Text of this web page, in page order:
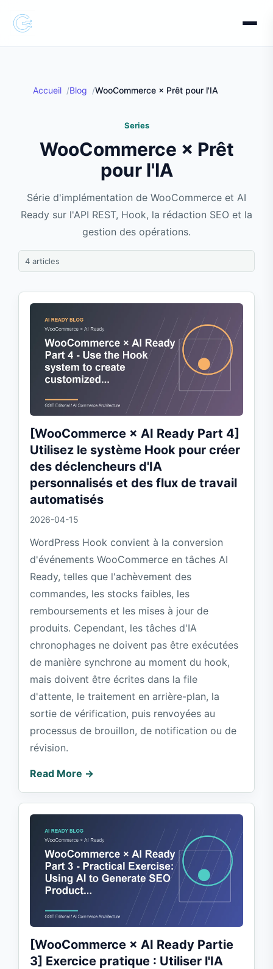
Accueil Blog WooCommerce × Prêt pour l'IA
Series
WooCommerce × Prêt
pour l'IA
Série d'implémentation de WooCommerce et AI
Ready sur l'API REST, Hook, la rédaction SEO et la
gestion des opérations.
4 articles
[WooCommerce × AI Ready Part 4]
Utilisez le système Hook pour créer
des déclencheurs d'IA
personnalisés et des flux de travail
automatisés
2026-04-15
WordPress Hook convient à la conversion
d'événements WooCommerce en tâches AI
Ready, telles que l'achèvement des
commandes, les stocks faibles, les
remboursements et les mises à jour de
produits. Cependant, les tâches d'IA
chronophages ne doivent pas être exécutées
de manière synchrone au moment du hook,
mais doivent être écrites dans la file
d'attente, le traitement en arrière-plan, la
sortie de vérification, puis renvoyées au
processus de brouillon, de notification ou de
révision.
Read More →
[WooCommerce × AI Ready Partie
3] Exercice pratique : Utiliser l'IA